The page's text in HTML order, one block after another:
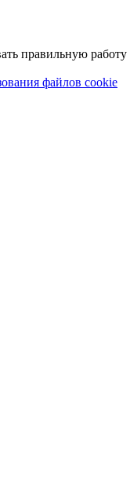
правильную работу
файлов cookie